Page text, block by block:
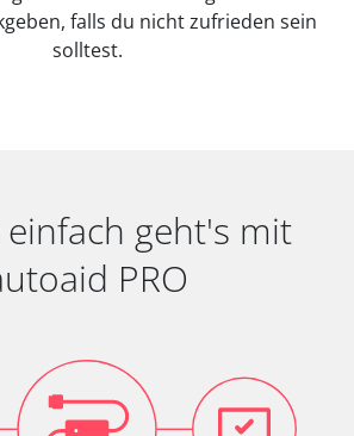
falls du nicht zufrieden sein
solltest.
geht's mit
PRO